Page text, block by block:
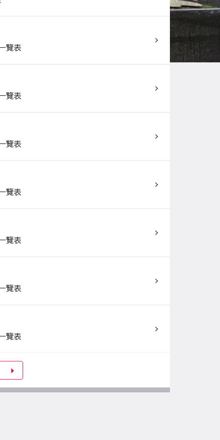
覽表
覽表
覽表
覽表
覽表
覽表
覽表